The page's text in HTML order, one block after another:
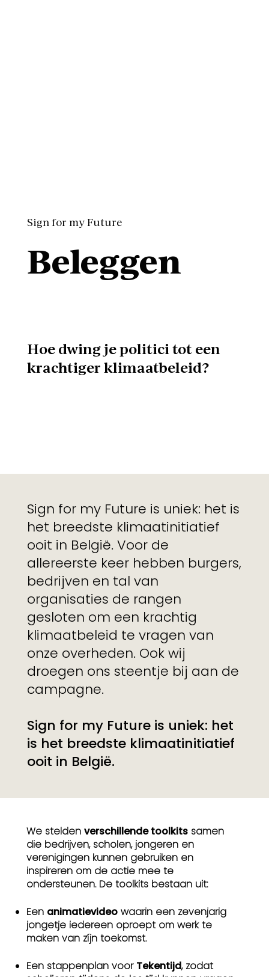
Sign for my Future
Beleggen
Hoe dwing je politici tot een
krachtiger klimaatbeleid?
We stelden verschillende toolkitssamen
die bedrijven, scholen, jongeren en
verenigingen kunnen gebruiken en
inspireren om de actie mee te
ondersteunen. De toolkits bestaan uit:
Een animatievideowaarin een zevenjarig
jongetje iedereen oproept om werk te
maken van zíjn toekomst.
Een stappenplan voor Tekentijd, zodat
Sign for my Future is uniek: het is
het breedste klimaatinitiatief
ooit in België. Voor de
allereerste keer hebben burgers,
bedrijven en tal van
organisaties de rangen
gesloten om een krachtig
klimaatbeleid te vragen van
onze overheden. Ook wij
droegen ons steentje bij aan de
campagne.
Sign for my Future is uniek: het
is het breedste klimaatinitiatief
ooit in België.